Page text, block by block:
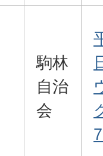
駒林
自治
会